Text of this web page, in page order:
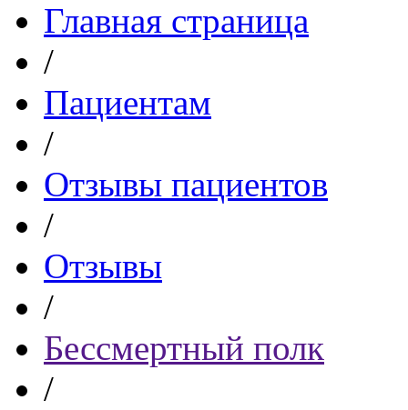
Главная страница
/
Пациентам
/
Отзывы пациентов
/
Отзывы
/
Бессмертный полк
/